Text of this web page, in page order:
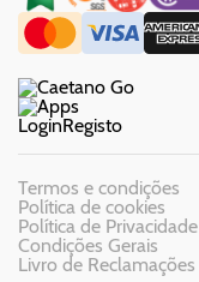
LoginRegisto
Termos e condições
Política de cookies
Política de Privacidade
Condições Gerais
Livro de Reclamações